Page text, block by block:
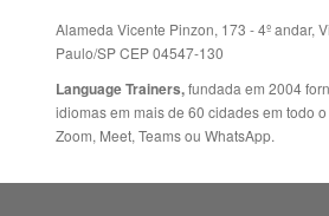
Alameda Vicente Pinzon, 173 - 4º andar,
Paulo/SP CEP 04547-130
Language Trainers, fundada em 2004
idiomas em mais de 60 cidades em todo o